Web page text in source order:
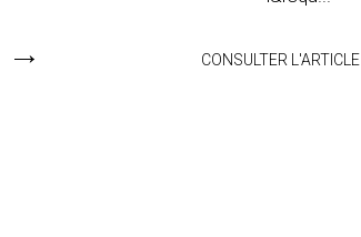
CONSULTER L'ARTICLE